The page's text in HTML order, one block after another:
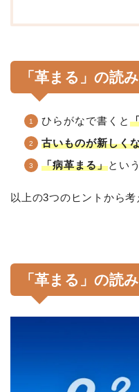
「革まる」の読
ひらがなで書くと
古いものが新しく
「病革まる」とい
以上の3つのヒントから考
「革まる」の読